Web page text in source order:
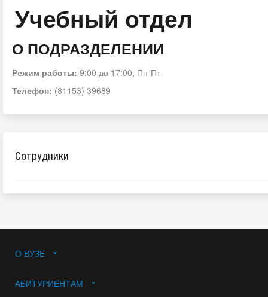
Учебный отдел
О ПОДРАЗДЕЛЕНИИ
Режим работы: 9:00 до 17:00, Пн-Пт
Телефон: (81153) 39689
Сотрудники
О ВУЗЕ
АБИТУРИЕНТАМ